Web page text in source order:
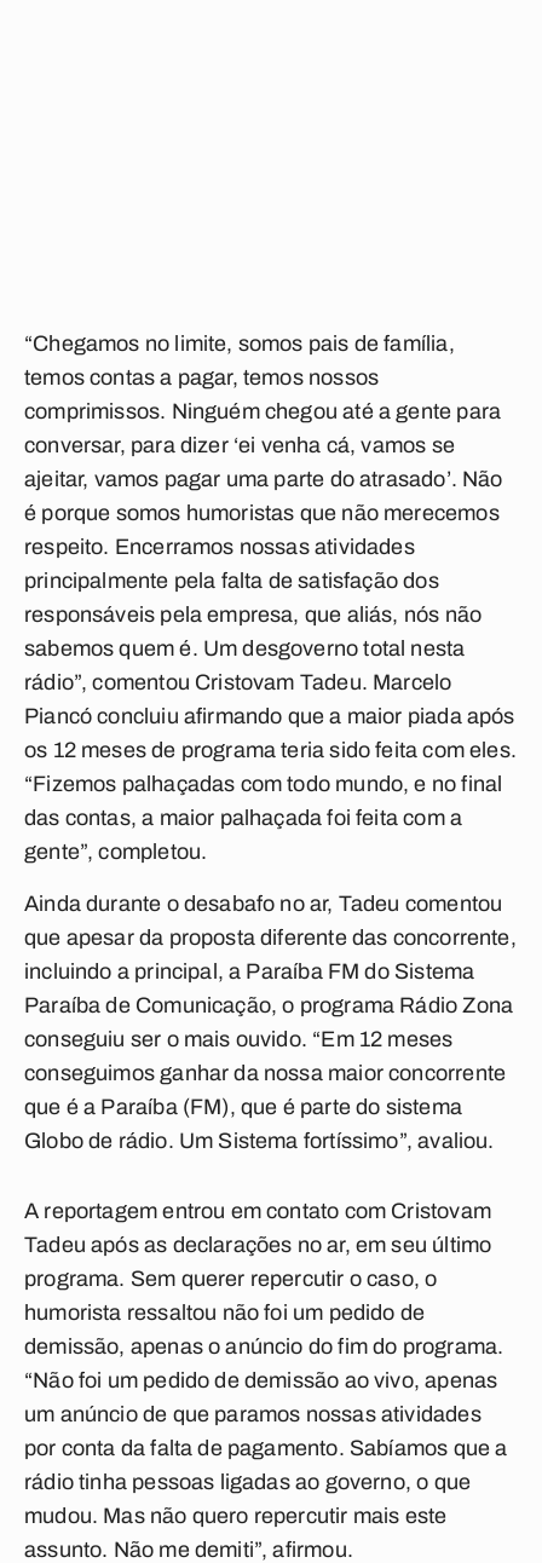
“Chegamos no limite, somos pais de família,
temos contas a pagar, temos nossos
comprimissos. Ninguém chegou até a gente para
conversar, para dizer ‘ei venha cá, vamos se
ajeitar, vamos pagar uma parte do atrasado’. Não
é porque somos humoristas que não merecemos
respeito. Encerramos nossas atividades
principalmente pela falta de satisfação dos
responsáveis pela empresa, que aliás, nós não
sabemos quem é. Um desgoverno total nesta
rádio”, comentou Cristovam Tadeu. Marcelo
Piancó concluiu afirmando que a maior piada após
os 12 meses de programa teria sido feita com eles.
“Fizemos palhaçadas com todo mundo, e no final
das contas, a maior palhaçada foi feita com a
gente”, completou.
Ainda durante o desabafo no ar, Tadeu comentou
que apesar da proposta diferente das concorrente,
incluindo a principal, a Paraíba FM do Sistema
Paraíba de Comunicação, o programa Rádio Zona
conseguiu ser o mais ouvido. “Em 12 meses
conseguimos ganhar da nossa maior concorrente
que é a Paraíba (FM), que é parte do sistema
Globo de rádio. Um Sistema fortíssimo”, avaliou.
A reportagem entrou em contato com Cristovam
Tadeu após as declarações no ar, em seu último
programa. Sem querer repercutir o caso, o
humorista ressaltou não foi um pedido de
demissão, apenas o anúncio do fim do programa.
“Não foi um pedido de demissão ao vivo, apenas
um anúncio de que paramos nossas atividades
por conta da falta de pagamento. Sabíamos que a
rádio tinha pessoas ligadas ao governo, o que
mudou. Mas não quero repercutir mais este
assunto. Não me demiti”, afirmou.